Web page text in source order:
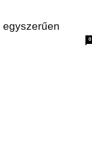
0